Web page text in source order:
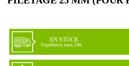
EN STOCK :
Expédition sous 24h